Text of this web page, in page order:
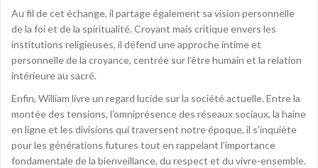
Au fil de cet échange, il partage également sa vision personnelle
de la foi et de la spiritualité. Croyant mais critique envers les
institutions religieuses, il défend une approche intime et
personnelle de la croyance, centrée sur l’être humain et la relation
intérieure au sacré.
Enfin, William livre un regard lucide sur la société actuelle. Entre la
montée des tensions, l’omniprésence des réseaux sociaux, la haine
en ligne et les divisions qui traversent notre époque, il s’inquiète
pour les générations futures tout en rappelant l’importance
fondamentale de la bienveillance, du respect et du vivre-ensemble.